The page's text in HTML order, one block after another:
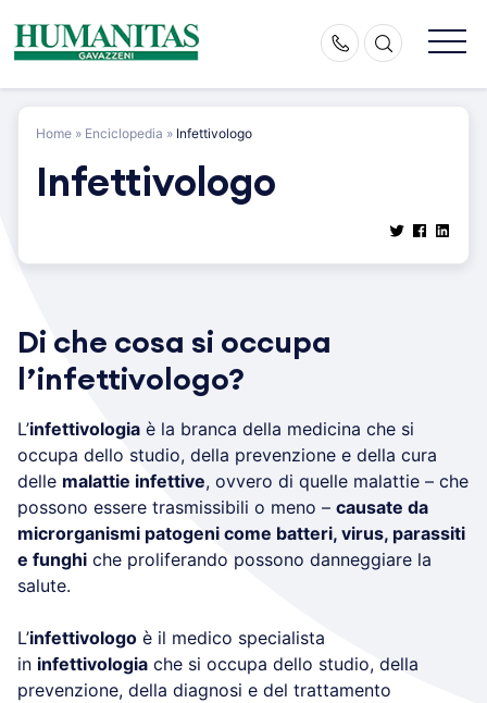
content
Home » Enciclopedia » Infettivologo
Infettivologo
Di che cosa si occupa
l’infettivologo?
L’infettivologia è la branca della medicina che si
occupa dello studio, della prevenzione e della cura
delle malattie infettive, ovvero di quelle malattie – che
possono essere trasmissibili o meno – causate da
microrganismi patogeni come batteri, virus, parassiti
e funghi che proliferando possono danneggiare la
salute.
L’infettivologo è il medico specialista
in infettivologia che si occupa dello studio, della
prevenzione, della diagnosi e del trattamento